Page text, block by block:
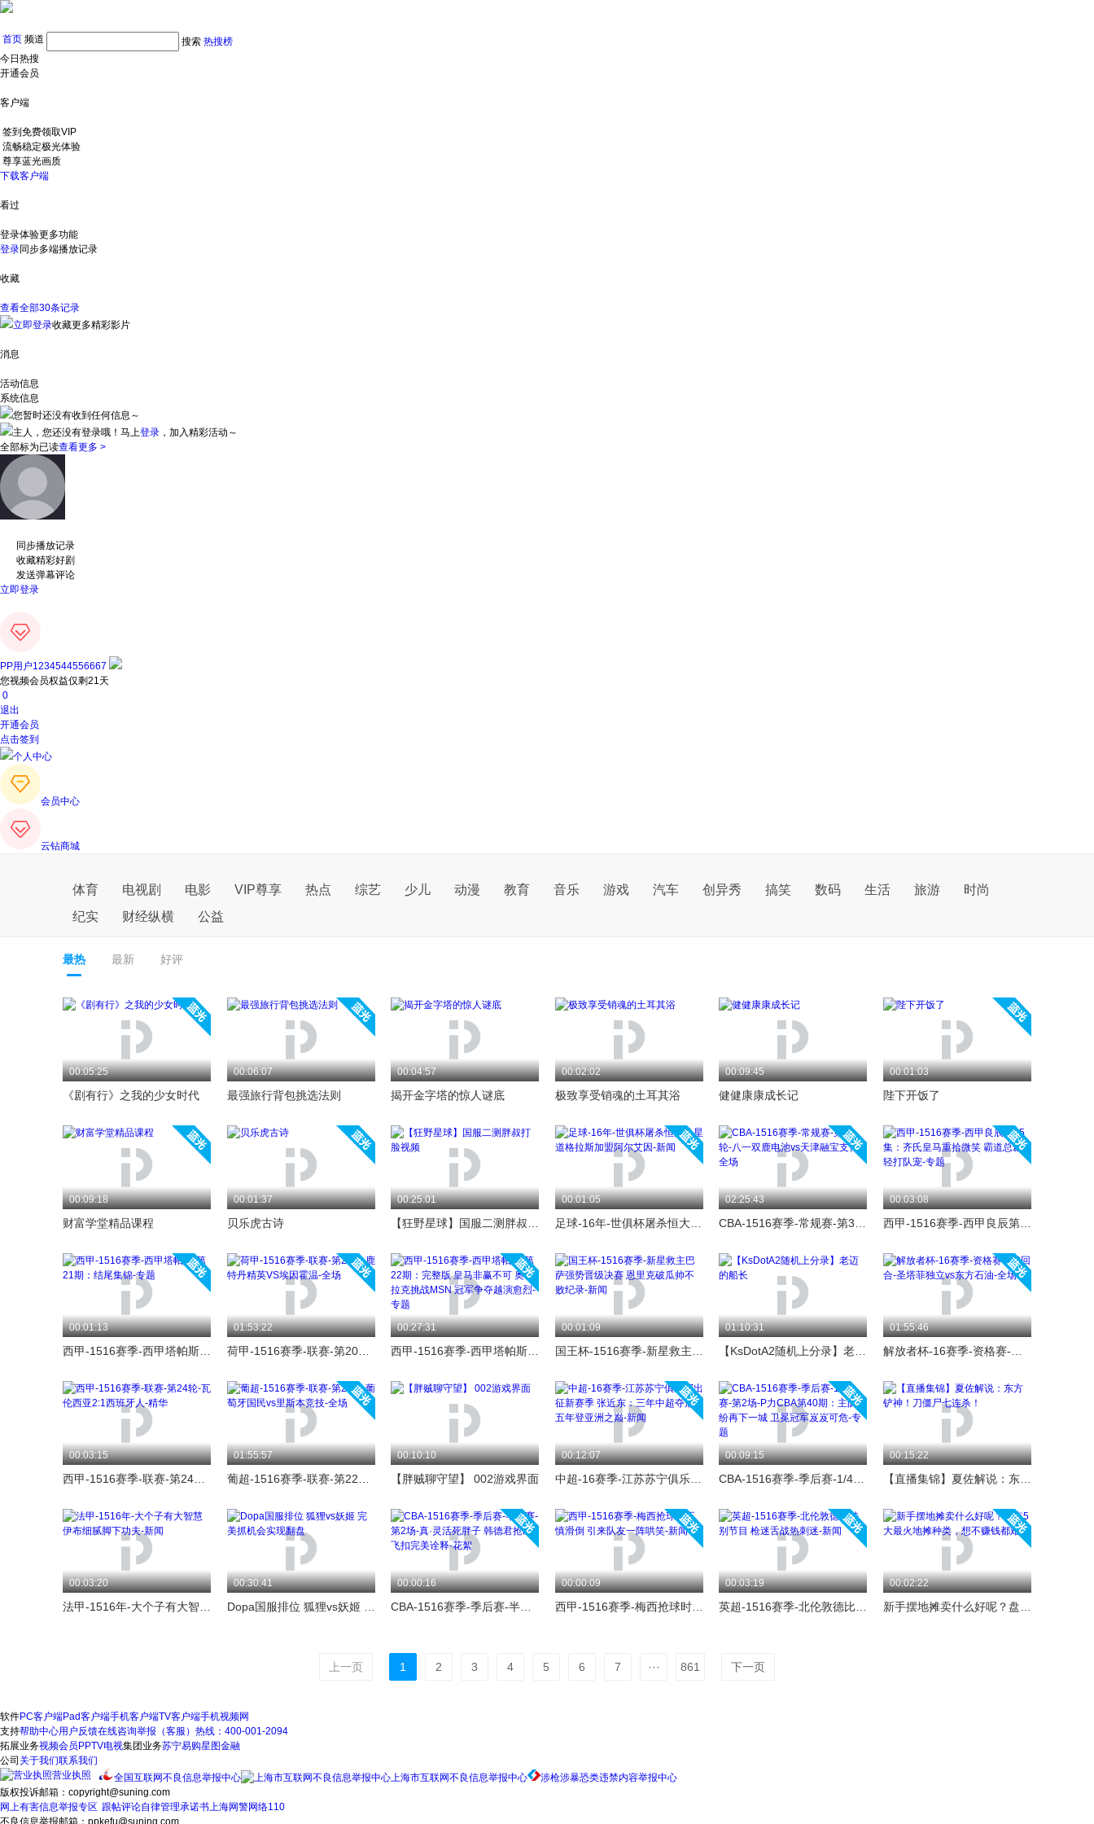
首页 频道 搜索 热搜榜
今日热搜
开通会员
客户端
签到免费领取VIP
流畅稳定极光体验
尊享蓝光画质
下载客户端
看过
登录体验更多功能
登录同步多端播放记录
收藏
查看全部30条记录
立即登录收藏更多精彩影片
消息
活动信息
系统信息
您暂时还没有收到任何信息～
主人，您还没有登录哦！ 马上登录 ，加入精彩活动～
全部标为已读查看更多 >
同步播放记录
收藏精彩好剧
发送弹幕评论
立即登录
PP用户1234544556667
您视频会员权益仅剩21天
0
退出
开通会员
点击签到
个人中心
会员中心
云钻商城
体育 电视剧 电影 VIP尊享 热点 综艺 少儿 动漫 教育 音乐 游戏 汽车 创异秀 搞笑 数码 生活 旅游
时尚
纪实
财经纵横 公益
最热 最新 好评
00:05:25
《剧有行》之我的少女时代
00:06:07
最强旅行背包挑选法则
00:04:57
揭开金字塔的惊人谜底
00:02:02
极致享受销魂的土耳其浴
00:09:45
健健康康成长记
00:01:03
陛下开饭了
00:09:18
财富学堂精品课程
00:01:37
贝乐虎古诗
00:25:01 00:01:05
足球-16年-世俱杯屠杀恒大杀星 道格拉斯加盟阿尔艾因-新闻
02:25:43 00:03:08
西甲-1516赛季-西甲良辰第15集：齐氏皇马重拾微笑 霸道总裁轻打队宠-专题
00:01:13 01:53:22
荷甲-1516赛季-联赛-第20轮-鹿特丹精英VS埃因霍温-全场
00:27:31 00:01:09 01:10:31 01:55:46
00:03:15 01:55:57 00:10:10
【胖贼聊守望】 002游戏界面
00:12:07
中超-16赛季-江苏苏宁俱乐部出征新赛季 张近东：三年中超夺冠五年登亚洲之巅-新闻
00:09:15 00:15:22
【直播集锦】夏佐解说：东方铲神！刀僵尸七连杀！
00:03:20 00:30:41 00:00:16 00:00:09
西甲-1516赛季-梅西抢球时不慎滑倒 引来队友一阵哄笑-新闻
00:03:19 00:02:22
上一页 1 2 3 4 5 6 7 ··· 861 下一页
软件PC客户端Pad客户端手机客户端TV客户端手机视频网
支持帮助中心用户反馈在线咨询举报（客服）热线：400-001-2094
拓展业务视频会员 PPTV电视集团业务苏宁易购星图金融
公司 关于我们联系我们
全国互联网不良信息举报中心
上海市互联网不良信息举报中心 涉枪涉暴恐类违禁内容举报中心
营业执照
版权投诉邮箱：copyright@suning.com
跟帖评论自律管理承诺书
网上有害信息举报专区
上海网警网络110
不良信息举报邮箱：ppkefu@suning.com